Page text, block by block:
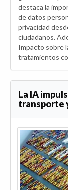
destaca la
de datos
privacidad
ciudadanos.
Impacto sobre
tratamientos
La IA
transporte